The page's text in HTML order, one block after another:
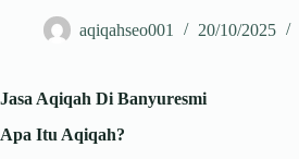
aqiqahseo001 20/10/2025
Jasa Aqiqah Di Banyuresmi
Apa Itu Aqiqah?